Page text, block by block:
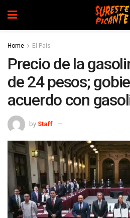
Home El País
Precio de la
de 24 pesos;
acuerdo con
by Staff